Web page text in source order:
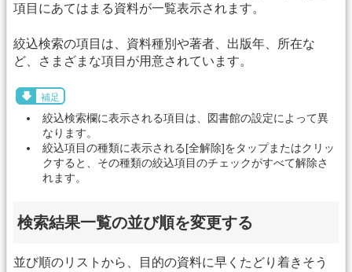
項目にあてはまる資料が一覧表示されます。
絞込検索の項目は、資料種別や著者、出版年、所在な
ど、さまざまな項目が用意されています。
補足
絞込検索欄に表示される項目は、図書館の設定によって異
なります。
絞込項目の種類に表示される[全解除]をタップまたはクリッ
クすると、その種類の絞込項目のチェックがすべて解除さ
れます。
検索結果一覧の並び順を変更する
並び順のリストから、目的の資料に早くたどり着きそう